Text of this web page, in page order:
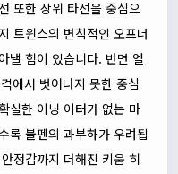
또한 상위 타선을 중심으
트윈스의 변칙적인 오프너
낼 힘이 있습니다. 반면 엘
에서 벗어나지 못한 중심
실한 이닝 이터가 없는 마
록 불펜의 과부하가 우려됩
정감까지 더해진 키움 히